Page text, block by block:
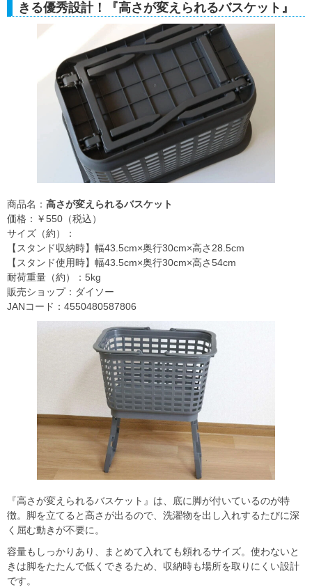
きる優秀設計！『高さが変えられるバスケット』
商品名： 高さが変えられるバスケット
価格：￥550（税込）
サイズ（約）：
【スタンド収納時】幅43.5cm×奥行30cm×高さ28.5cm
【スタンド使用時】幅43.5cm×奥行30cm×高さ54cm
耐荷重量（約）：5kg
販売ショップ：ダイソー
JANコード：4550480587806
『高さが変えられるバスケット』は、底に脚が付いているのが特
徴。脚を立てると高さが出るので、洗濯物を出し入れするたびに深
く屈む動きが不要に。
容量もしっかりあり、まとめて入れても頼れるサイズ。使わないと
きは脚をたたんで低くできるため、収納時も場所を取りにくい設計
です。